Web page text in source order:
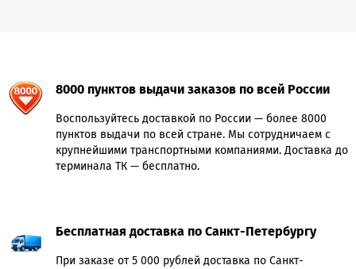
8000 пунктов выдачи заказов по всей России
Воспользуйтесь доставкой по России — более 8000
пунктов выдачи по всей стране. Мы сотрудничаем с
крупнейшими транспортными компаниями. Доставка до
терминала ТК — бесплатно.
Бесплатная доставка по Санкт-Петербургу
При заказе от 5 000 рублей доставка по Санкт-